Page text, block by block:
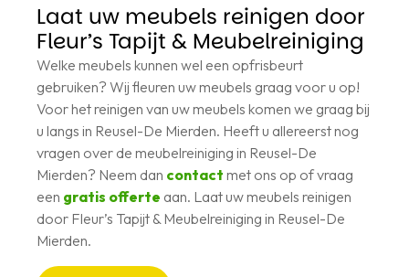
Laat uw meubels reinigen door
Fleur’s Tapijt & Meubelreiniging
Welke meubels kunnen wel een opfrisbeurt
gebruiken? Wij fleuren uw meubels graag voor u op!
Voor het reinigen van uw meubels komen we graag bij
u langs in Reusel-De Mierden. Heeft u allereerst nog
vragen over de meubelreiniging in Reusel-De
Mierden? Neem dan contact met ons op of vraag
een gratis offerte aan. Laat uw meubels reinigen
door Fleur’s Tapijt & Meubelreiniging in Reusel-De
Mierden.